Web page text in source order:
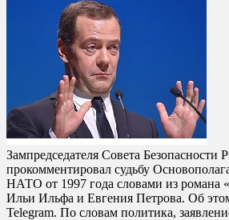
Зампредседателя Совета
прокомментировал судьбу
НАТО от 1997 года словами из романа
Ильи Ильфа и Евгения Петрова. Об
Telegram. По словам политика,